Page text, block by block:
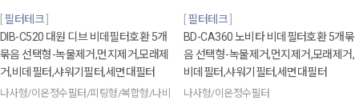
필터테크
DIB-C520 대원 디브 비데필터호환 5개
묶음 선택형-녹물제거,먼지제거,모래제
거,비데필터,샤워기필터,세면대필터
나사형/이온정수필터/피팅형/복합형/나비
필터테크
BD-CA360 노비타 비데필터호환 5개묶
음 선택형-녹물제거,먼지제거,모래제거,
비데필터,샤워기필터,세면대필터
나사형/이온정수필터